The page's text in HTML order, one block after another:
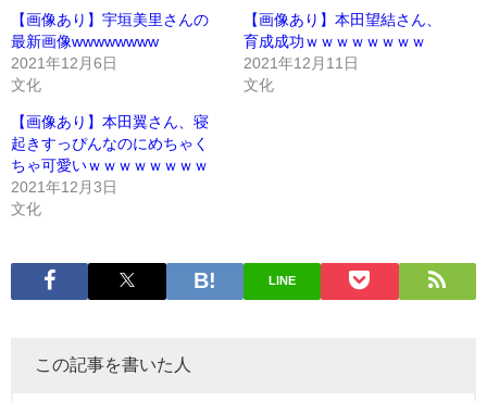
【画像あり】宇垣美里さんの
最新画像wwwwwwww
2021年12月6日
文化
【画像あり】本田望結さん、
育成成功ｗｗｗｗｗｗｗｗ
2021年12月11日
文化
【画像あり】本田翼さん、寝
起きすっぴんなのにめちゃく
ちゃ可愛いｗｗｗｗｗｗｗｗ
2021年12月3日
文化
LINE
この記事を書いた人